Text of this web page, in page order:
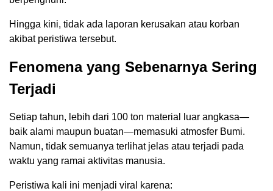
Hingga kini, tidak ada laporan kerusakan atau korban
akibat peristiwa tersebut.
Fenomena yang Sebenarnya Sering
Terjadi
Setiap tahun, lebih dari 100 ton material luar angkasa—
baik alami maupun buatan—memasuki atmosfer Bumi.
Namun, tidak semuanya terlihat jelas atau terjadi pada
waktu yang ramai aktivitas manusia.
Peristiwa kali ini menjadi viral karena: